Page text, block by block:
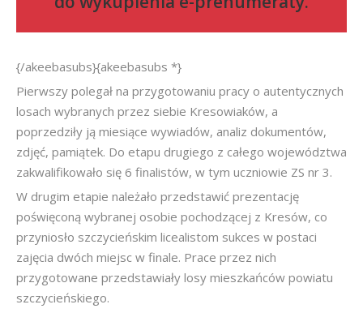
{/akeebasubs}{akeebasubs *}
Pierwszy polegał na przygotowaniu pracy o autentycznych
losach wybranych przez siebie Kresowiaków, a
poprzedziły ją miesiące wywiadów, analiz dokumentów,
zdjęć, pamiątek. Do etapu drugiego z całego województwa
zakwalifikowało się 6 finalistów, w tym uczniowie ZS nr 3.
W drugim etapie należało przedstawić prezentację
poświęconą wybranej osobie pochodzącej z Kresów, co
przyniosło szczycieńskim licealistom sukces w postaci
zajęcia dwóch miejsc w finale. Prace przez nich
przygotowane przedstawiały losy mieszkańców powiatu
szczycieńskiego.